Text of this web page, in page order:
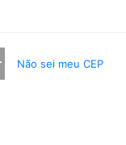
Não sei meu CEP